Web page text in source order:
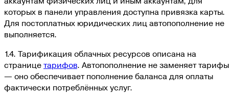
которых в панели управления доступна привязка карты.
Для постоплатных юридических лиц автопополнение не
выполняется.
1.4. Тарификация облачных ресурсов описана на
страницетарифов. Автопополнение не заменяет тарифы
— оно обеспечивает пополнение баланса для оплаты
фактически потреблённых услуг.